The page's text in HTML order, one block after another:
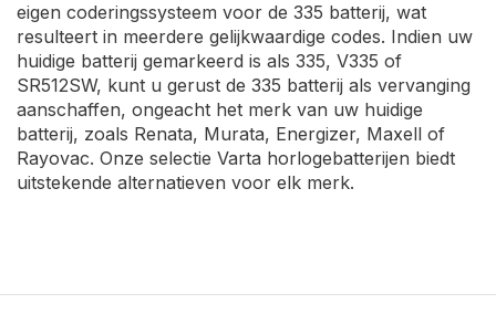
eigen coderingssysteem voor de 335 batterij, wat
resulteert in meerdere gelijkwaardige codes. Indien uw
huidige batterij gemarkeerd is als 335, V335 of
SR512SW, kunt u gerust de 335 batterij als vervanging
aanschaffen, ongeacht het merk van uw huidige
batterij, zoals Renata, Murata, Energizer, Maxell of
Rayovac. Onze selectie Varta horlogebatterijen biedt
uitstekende alternatieven voor elk merk.